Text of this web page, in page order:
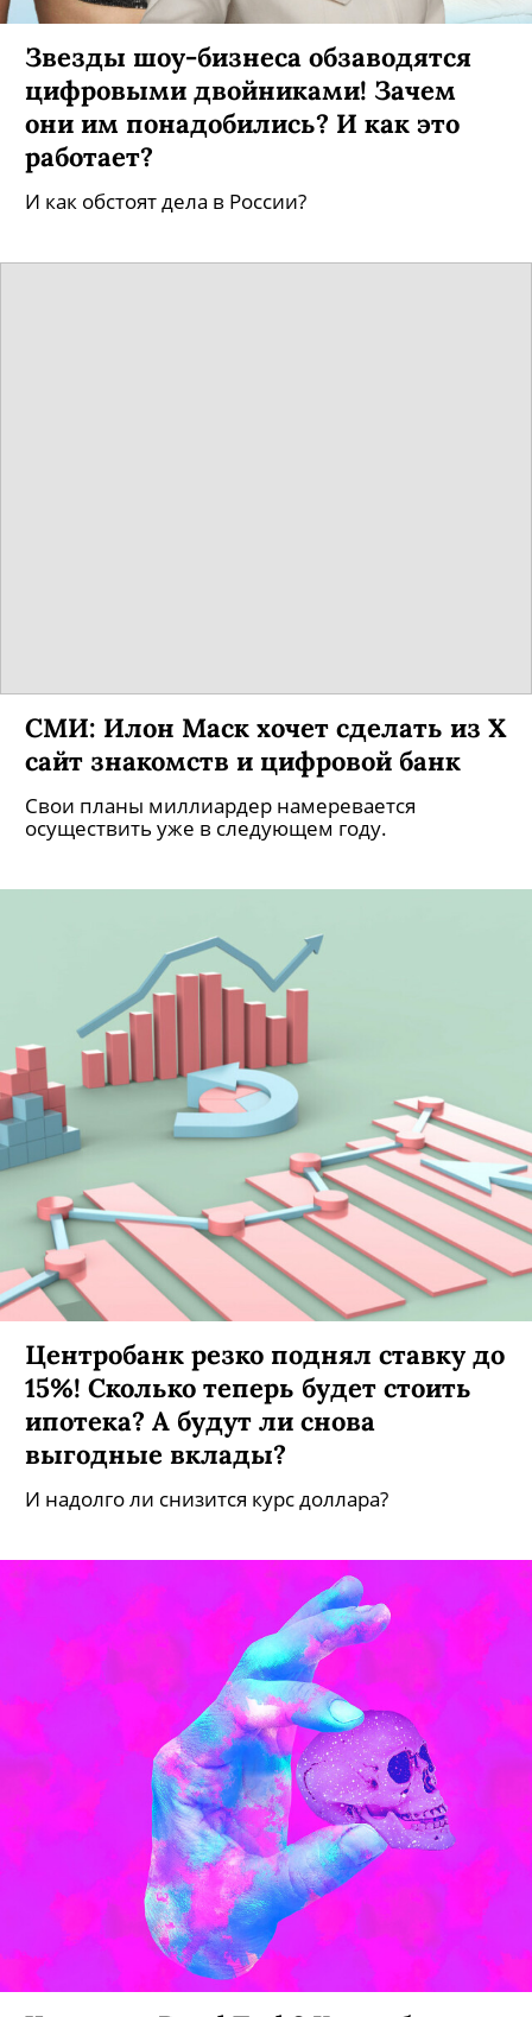
Звезды шоу-бизнеса обзаводятся
цифровыми двойниками! Зачем
они им понадобились? И как это
работает?
И как обстоят дела в России?
СМИ: Илон Маск хочет сделать из X
сайт знакомств и цифровой банк
Свои планы миллиардер намеревается
осуществить уже в следующем году.
Центробанк резко поднял ставку до
15%! Сколько теперь будет стоить
ипотека? А будут ли снова
выгодные вклады?
И надолго ли снизится курс доллара?